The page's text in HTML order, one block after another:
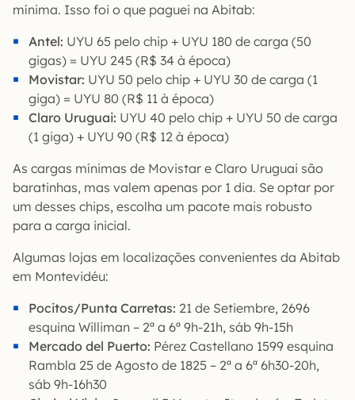
mínima. Isso foi o que paguei na Abitab:
Antel: UYU 65 pelo chip + UYU 180 de carga (50
gigas) = UYU 245 (R$ 34 à época)
Movistar: UYU 50 pelo chip + UYU 30 de carga (1
giga) = UYU 80 (R$ 11 à época)
Claro Uruguai: UYU 40 pelo chip + UYU 50 de carga
(1 giga) + UYU 90 (R$ 12 à época)
As cargas mínimas de Movistar e Claro Uruguai são
baratinhas, mas valem apenas por 1 dia. Se optar por
um desses chips, escolha um pacote mais robusto
para a carga inicial.
Algumas lojas em localizações convenientes da Abitab
em Montevidéu:
Pocitos/Punta Carretas: 21 de Setiembre, 2696
esquina Williman – 2ª a 6ª 9h-21h, sáb 9h-15h
Mercado del Puerto: Pérez Castellano 1599 esquina
Rambla 25 de Agosto de 1825 – 2ª a 6ª 6h30-20h,
sáb 9h-16h30